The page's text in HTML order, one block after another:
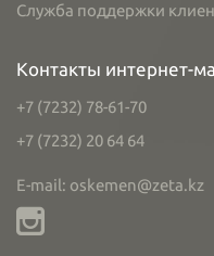
Служба поддержки
Контакты интернет-
+7 (7232) 78-61-70
+7 (7232) 20 64 64
E-mail: oskemen@zeta.kz